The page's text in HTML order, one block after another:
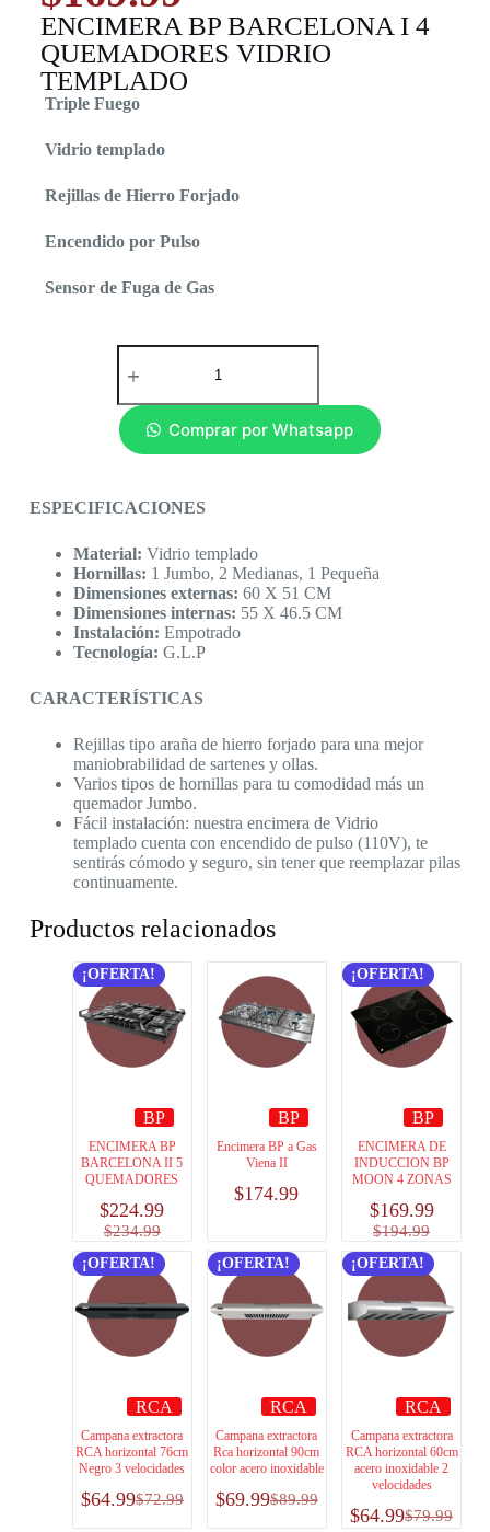
ENCIMERA BP BARCELONA I 4
QUEMADORES VIDRIO
TEMPLADO
Triple Fuego
Vidrio templado
Rejillas de Hierro Forjado
Encendido por Pulso
Sensor de Fuga de Gas
Comprar por Whatsapp
ESPECIFICACIONES
Material: Vidrio templado
Hornillas: 1 Jumbo, 2 Medianas, 1 Pequeña
Dimensiones externas: 60 X 51 CM
Dimensiones internas: 55 X 46.5 CM
Instalación: Empotrado
Tecnología: G.L.P
CARACTERÍSTICAS
Rejillas tipo araña de hierro forjado para una mejor
maniobrabilidad de sartenes y ollas.
Varios tipos de hornillas para tu comodidad más un
quemador Jumbo.
Fácil instalación: nuestra encimera de Vidrio
templado cuenta con encendido de pulso (110V), te
sentirás cómodo y seguro, sin tener que reemplazar pilas
continuamente.
Productos relacionados
¡OFERTA!
BP
ENCIMERA BP
BARCELONA II 5
QUEMADORES
$234.99
$224.99
BP
Encimera BP a Gas
Viena II
$174.99
¡OFERTA!
BP
ENCIMERA DE
INDUCCION BP
MOON 4 ZONAS
$194.99
$169.99
¡OFERTA!
RCA
Campana extractora
RCA horizontal 76cm
Negro 3 velocidades
$72.99
$64.99
¡OFERTA!
RCA
Campana extractora
Rca horizontal 90cm
color acero inoxidable
$89.99
$69.99
¡OFERTA!
RCA
Campana extractora
RCA horizontal 60cm
acero inoxidable 2
velocidades
$79.99
$64.99